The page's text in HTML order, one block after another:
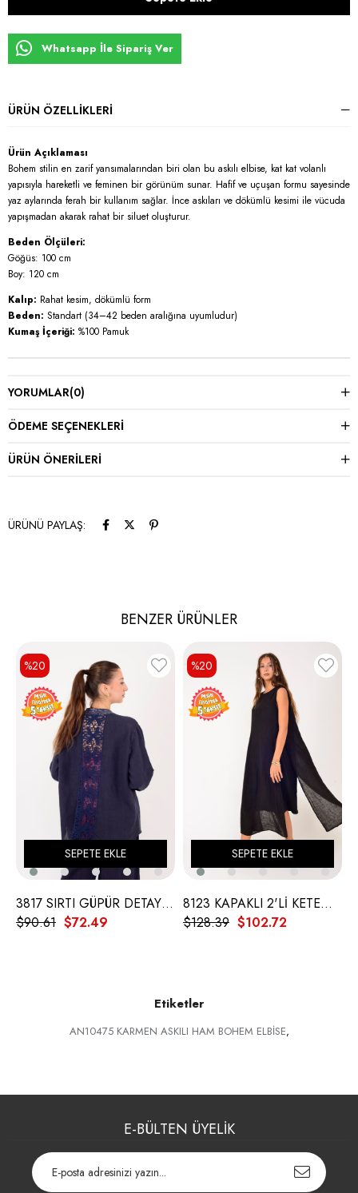
Whatsapp İle Sipariş Ver
ÜRÜN ÖZELLIKLERI
Ürün Açıklaması
Bohem stilin en zarif yansımalarından biri olan bu askılı elbise, kat kat volanlı
yapısıyla hareketli ve feminen bir görünüm sunar. Hafif ve uçuşan formu sayesinde
yaz aylarında ferah bir kullanım sağlar. İnce askıları ve dökümlü kesimi ile vücuda
yapışmadan akarak rahat bir siluet oluşturur.
Beden Ölçüleri:
Göğüs: 100 cm
Boy: 120 cm
Kalıp: Rahat kesim, dökümlü form
Beden: Standart (34–42 beden aralığına uyumludur)
Kumaş İçeriği: %100 Pamuk
YORUMLAR(0)
ÖDEME SEÇENEKLERI
ÜRÜN ÖNERILERI
ÜRÜNÜ PAYLAŞ:
BENZER ÜRÜNLER
3817 SIRTI GÜPÜR DETAY KETEN GÖMLEK
$72.49
$90.61
SEPETE EKLE
%20
8123 KAPAKLI 2'Lİ KETEN ELBİSE
$102.72
$128.39
SEPETE EKLE
%20
Etiketler
AN10475 KARMEN ASKILI HAM BOHEM ELBİSE,
E-BÜLTEN ÜYELİK